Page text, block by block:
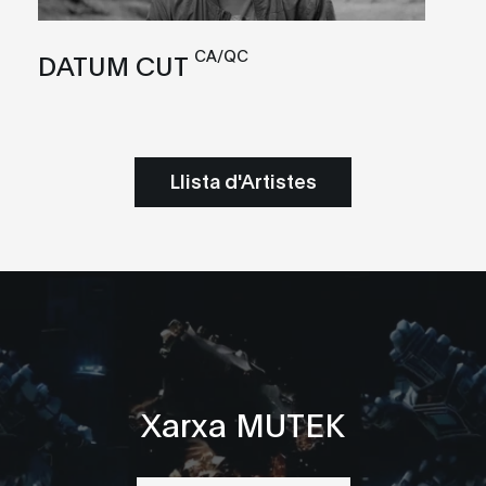
DATUM CUT CA/QC
Llista d'Artistes
Xarxa MUTEK